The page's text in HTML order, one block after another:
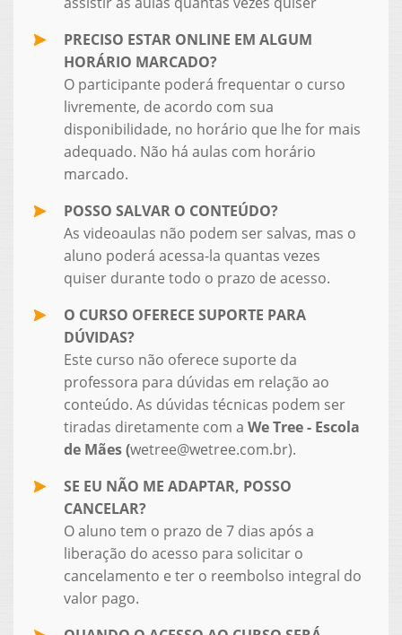
PRECISO ESTAR ONLINE EM ALGUM
HORÁRIO MARCADO?
O participante poderá frequentar o curso
livremente, de acordo com sua
disponibilidade, no horário que lhe for mais
adequado. Não há aulas com horário
marcado.
POSSO SALVAR O CONTEÚDO?
As videoaulas não podem ser salvas, mas o
aluno poderá acessa-la quantas vezes
quiser durante todo o prazo de acesso.
O CURSO OFERECE SUPORTE PARA
DÚVIDAS?
Este curso não oferece suporte da
professora para dúvidas em relação ao
conteúdo. As dúvidas técnicas podem ser
tiradas diretamente com a We Tree - Escola
de Mães (wetree@wetree.com.br).
SE EU NÃO ME ADAPTAR, POSSO
CANCELAR?
O aluno tem o prazo de 7 dias após a
liberação do acesso para solicitar o
cancelamento e ter o reembolso integral do
valor pago.